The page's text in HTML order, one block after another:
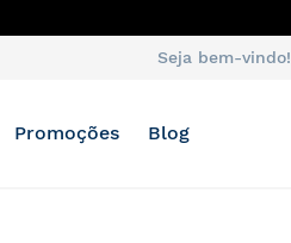
Seja bem-vindo!
Promoções Blog